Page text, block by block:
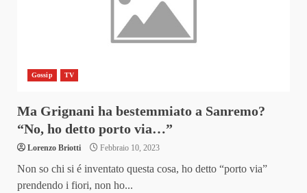
Gossip TV
Ma Grignani ha bestemmiato a Sanremo?
“No, ho detto porto via…”
Lorenzo Briotti Febbraio 10, 2023
Non so chi si é inventato questa cosa, ho detto “porto via”
prendendo i fiori, non ho...